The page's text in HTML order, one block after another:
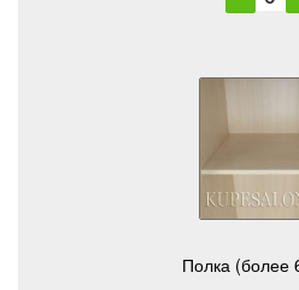
Полка (более